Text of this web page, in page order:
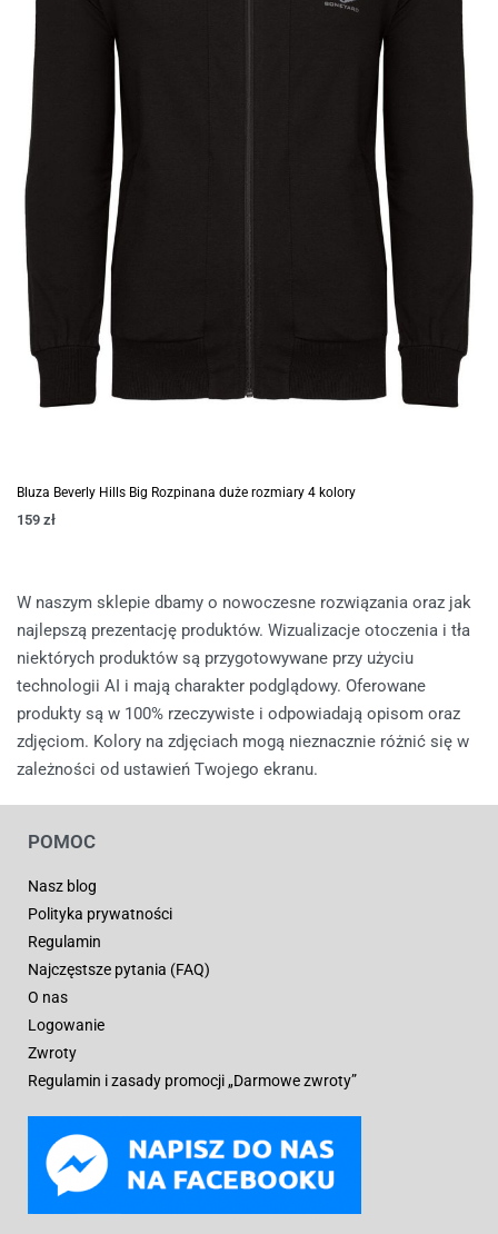
Bluza Beverly Hills Big Rozpinana duże rozmiary 4 kolory
159 zł
W naszym sklepie dbamy o nowoczesne rozwiązania oraz jak
najlepszą prezentację produktów. Wizualizacje otoczenia i tła
niektórych produktów są przygotowywane przy użyciu
technologii AI i mają charakter podglądowy. Oferowane
produkty są w 100% rzeczywiste i odpowiadają opisom oraz
zdjęciom. Kolory na zdjęciach mogą nieznacznie różnić się w
zależności od ustawień Twojego ekranu.
POMOC
Nasz blog
Polityka prywatności
Regulamin
Najczęstsze pytania (FAQ)
O nas
Logowanie
Zwroty
Regulamin i zasady promocji „Darmowe zwroty”